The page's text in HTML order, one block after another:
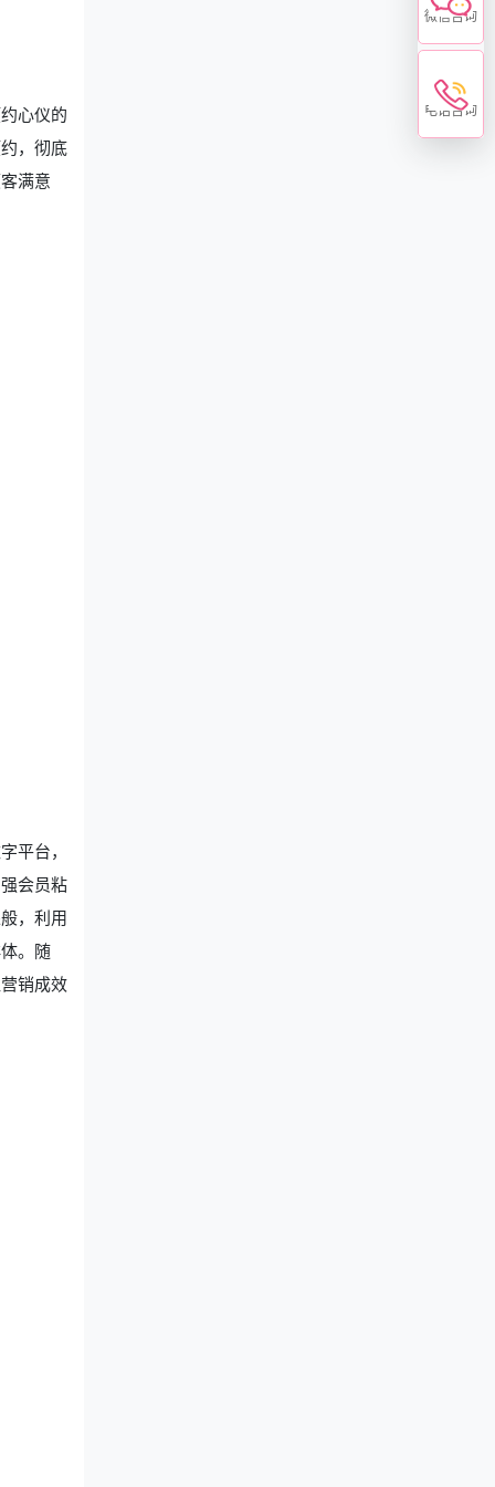
心仪的
，彻底
满意
平台，
会员粘
，利用
。随
销成效
微信咨询
电话咨询